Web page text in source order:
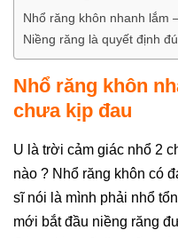
Nhổ răng khôn nhanh lắm
Niềng răng là quyết định
Nhổ răng khôn
chưa kịp đau
U là trời cảm giác nhổ 2
nào ? Nhổ răng khôn có
sĩ nói là mình phải nhổ
mới bắt đầu niềng răng